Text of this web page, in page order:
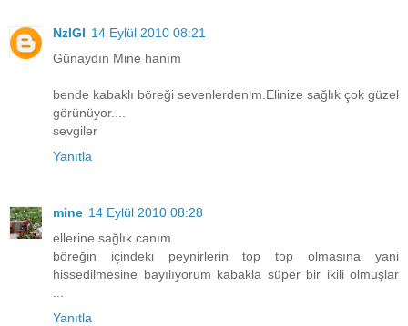
NzlGl 14 Eylül 2010 08:21
Günaydın Mine hanım
bende kabaklı böreği sevenlerdenim.Elinize sağlık çok güzel
görünüyor....
sevgiler
Yanıtla
mine 14 Eylül 2010 08:28
ellerine sağlık canım
böreğin içindeki peynirlerin top top olmasına yani
hissedilmesine bayılıyorum kabakla süper bir ikili olmuşlar
Yanıtla